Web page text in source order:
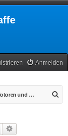
Anmelden
Motoren und Triebwerke
Suche